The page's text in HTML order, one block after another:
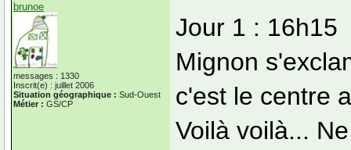
brunoe
messages : 1330
Inscrit(e) : juillet 2006
Situation géographique : Sud-Ouest
Métier : GS/CP
Jour 1 : 16h15
Mignon
c'est le centre
Voilà voilà...